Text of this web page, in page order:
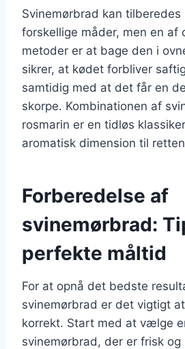
Svinemørbrad kan tilberedes
forskellige måder, men en af
metoder er at bage den i
sikrer, at kødet forbliver
samtidig med at det får en
skorpe. Kombinationen af
rosmarin er en tidløs
aromatisk dimension til
Forberedelse af
svinemørbrad:
perfekte måltid
For at opnå det bedste
svinemørbrad er det vigtigt
korrekt. Start med at vælge
svinemørbrad, der er frisk